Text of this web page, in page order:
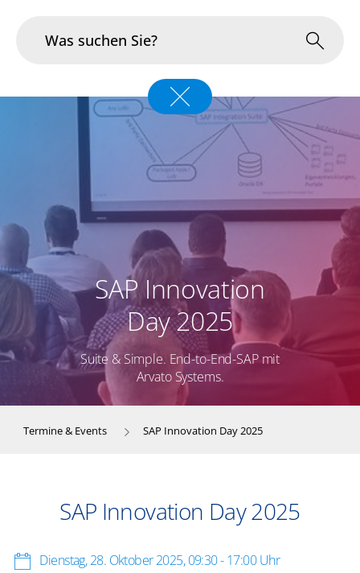
Infrastruktur & Betrieb
Über uns
Karriere
Blog
SAP Innovation
Day 2025
Suite & Simple. End-to-End-SAP mit
Arvato Systems.
Termine & Events SAP Innovation Day 2025
SAP Innovation Day 2025
Dienstag, 28. Oktober 2025,09:30 - 17:00 Uhr